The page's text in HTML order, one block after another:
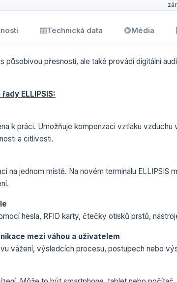
Technická data Média
působivou přesností, ale také provádí digitální
ELLIPSIS:
k práci. Umožňuje kompenzaci vztlaku
a citlivosti.
na jednom místě. Na novém terminálu
hesla, RFID karty, čtečky otisků prstů,
mezi váhou a uživatelem
vážení, výsledcích procesu, postupech nebo